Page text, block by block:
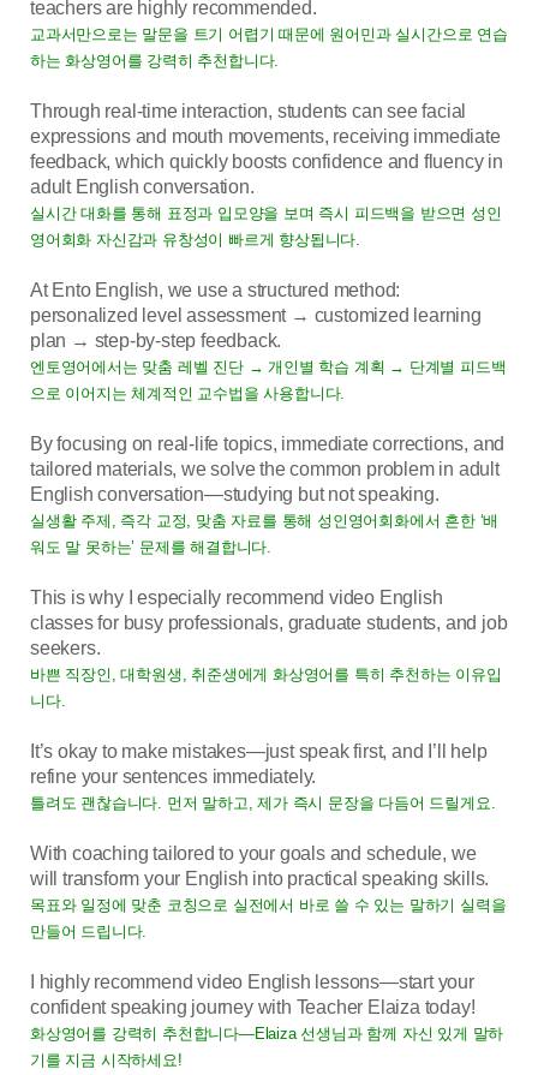
teachers are highly recommended.
교과서만으로는 말문을 트기 어렵기 때문에 원어민과 실시간으로 연습
하는 화상영어를 강력히 추천합니다.
Through real-time interaction, students can see facial
expressions and mouth movements, receiving immediate
feedback, which quickly boosts confidence and fluency in
adult English conversation.
실시간 대화를 통해 표정과 입모양을 보며 즉시 피드백을 받으면 성인
영어회화 자신감과 유창성이 빠르게 향상됩니다.
At Ento English, we use a structured method:
personalized level assessment → customized learning
plan → step-by-step feedback.
엔토영어에서는 맞춤 레벨 진단 → 개인별 학습 계획 → 단계별 피드백
으로 이어지는 체계적인 교수법을 사용합니다.
By focusing on real-life topics, immediate corrections, and
tailored materials, we solve the common problem in adult
English conversation—studying but not speaking.
실생활 주제, 즉각 교정, 맞춤 자료를 통해 성인영어회화에서 흔한 ‘배
워도 말 못하는’ 문제를 해결합니다.
This is why I especially recommend video English
classes for busy professionals, graduate students, and job
seekers.
바쁜 직장인, 대학원생, 취준생에게 화상영어를 특히 추천하는 이유입
니다.
It’s okay to make mistakes—just speak first, and I’ll help
refine your sentences immediately.
틀려도 괜찮습니다. 먼저 말하고, 제가 즉시 문장을 다듬어 드릴게요.
With coaching tailored to your goals and schedule, we
will transform your English into practical speaking skills.
목표와 일정에 맞춘 코칭으로 실전에서 바로 쓸 수 있는 말하기 실력을
만들어 드립니다.
I highly recommend video English lessons—start your
confident speaking journey with Teacher Elaiza today!
화상영어를 강력히 추천합니다—Elaiza 선생님과 함께 자신 있게 말하
기를 지금 시작하세요!